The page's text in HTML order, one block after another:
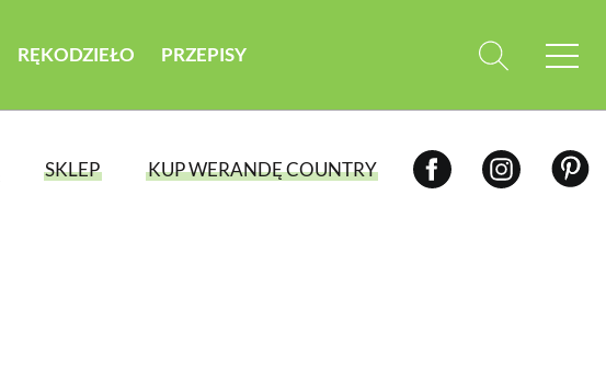
RĘKODZIEŁO PRZEPISY
SKLEP KUP WERANDĘ COUNTRY